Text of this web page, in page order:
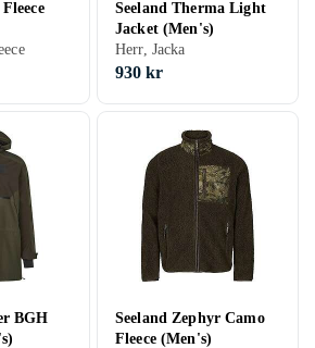
Seeland Therma Light
Jacket (Men's)
Herr, Jacka
930 kr
BGH
Seeland Zephyr Camo
Fleece (Men's)